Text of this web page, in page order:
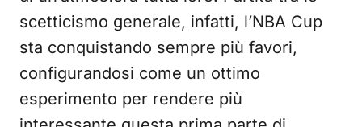
scetticismo generale, infatti, l’NBA Cup
sta conquistando sempre più favori,
configurandosi come un ottimo
esperimento per rendere più